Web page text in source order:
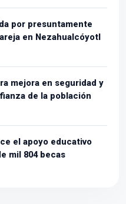
por presuntamente
en Nezahualcóyotl
mejora en seguridad y
de la población
el apoyo educativo
mil 804 becas